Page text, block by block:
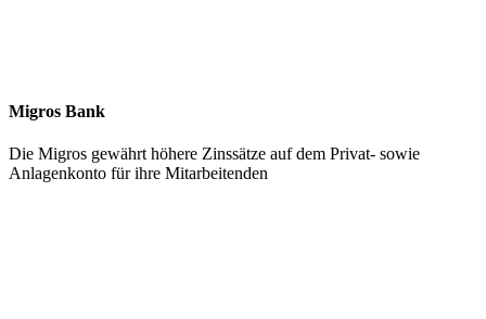
Migros Bank
Die Migros gewährt höhere Zinssätze auf dem Privat- sowie
Anlagenkonto für ihre Mitarbeitenden